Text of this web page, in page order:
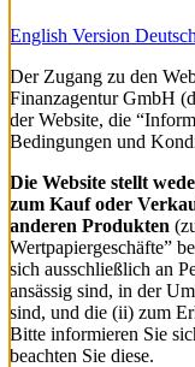
English Version
Der Zugang zu den
Finanzagentur GmbH
der Website, die
Bedingungen und
Die Website stellt
zum Kauf oder
anderen Produkten
Wertpapiergeschäfte”
sich ausschließlich an
ansässig sind, in der
sind, und die (ii) zum
Bitte informieren Sie
beachten Sie diese.